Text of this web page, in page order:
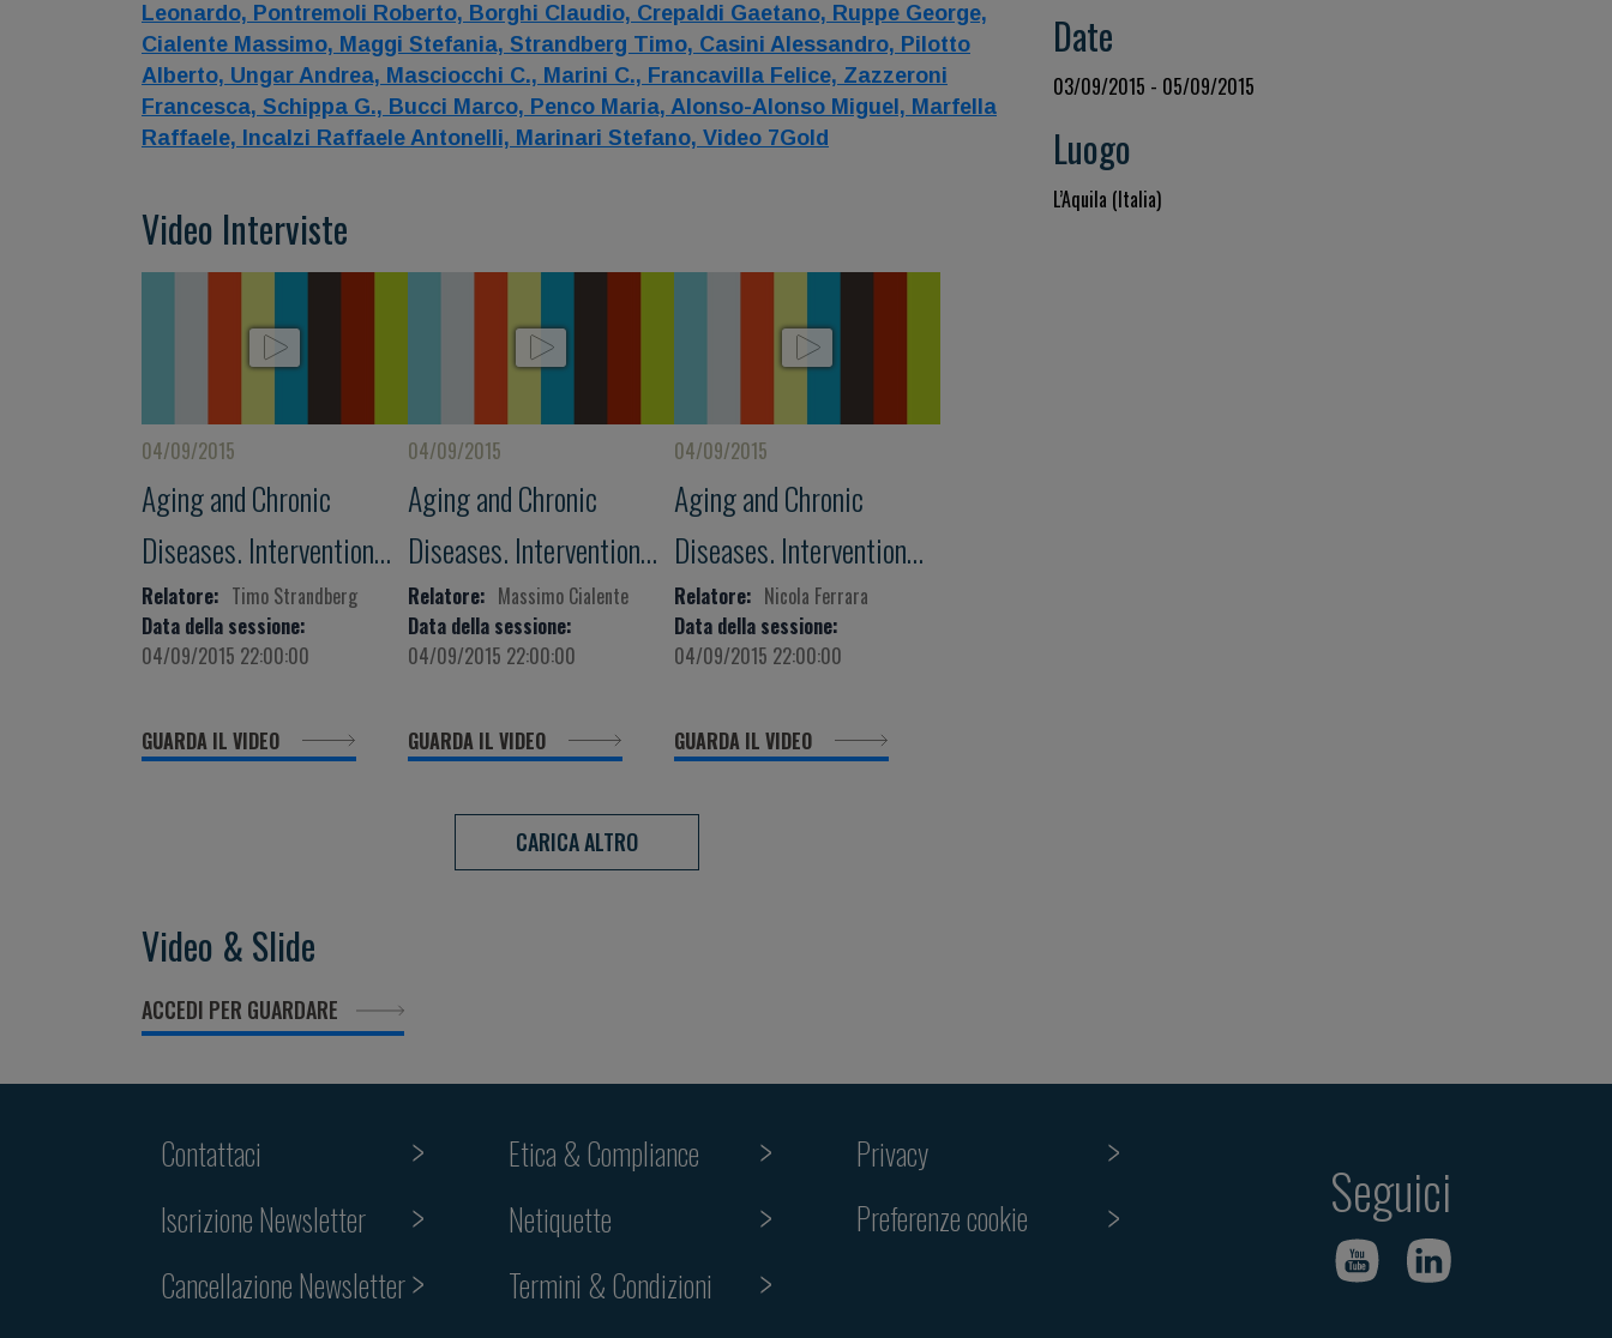
Leonardo, Pontremoli Roberto, Borghi Claudio, Crepaldi Gaetano, Ruppe George,
Cialente Massimo, Maggi Stefania, Strandberg Timo, Casini Alessandro, Pilotto
Alberto, Ungar Andrea, Masciocchi C., Marini C., Francavilla Felice, Zazzeroni
Francesca, Schippa G., Bucci Marco, Penco Maria, Alonso-Alonso Miguel, Marfella
Raffaele, Incalzi Raffaele Antonelli, Marinari Stefano, Video 7Gold
Video Interviste
04/09/2015
Aging and Chronic
Diseases. Intervention
Strategies for a
Successful
Reasearch on Successful
Relatore: Timo Strandberg
Data della sessione:
04/09/2015 22:00:00
GUARDA IL VIDEO
04/09/2015
Aging and Chronic
Diseases. Intervention
Strategies for a
Successful
Reasearch on Successful
Aging
Relatore: Massimo Cialente
Data della sessione:
04/09/2015 22:00:00
GUARDA IL VIDEO
04/09/2015
Aging and Chronic
Diseases. Intervention
Strategies for a
Successful
Reasearch on Successful
Aging
Relatore: Nicola Ferrara
Data della sessione:
04/09/2015 22:00:00
GUARDA IL VIDEO
CARICA ALTRO
Video & Slide
ACCEDI PER GUARDARE
Date
03/09/2015 - 05/09/2015
Luogo
L’Aquila (Italia)
Contattaci
Iscrizione Newsletter
Cancellazione Newsletter
Etica & Compliance
Netiquette
Termini & Condizioni
Privacy
Preferenze cookie
Seguici